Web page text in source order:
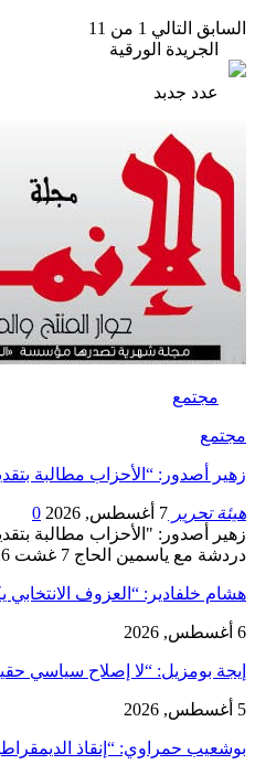
السابق التالي 1 من 11
الجريدة الورقية
عدد جدبد
مجتمع
مجتمع
زهير أصدور: “الأحزاب مطالبة
هيئة تحرير 7 أغسطس, 2026
0
زهير أصدور: "الأحزاب مطالبة
دردشة مع ياسمين الحاج 7 غشت 2026 في سياق…
هشام خلفادير: “العزوف
6 أغسطس, 2026
إيجة بومزيل: “لا إصلاح سياسي
5 أغسطس, 2026
بوشعيب حمراوي: “إنقاذ